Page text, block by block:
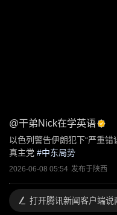
@干弟Nick在学英语
以色列警告伊朗犯下“严重
真主党 #中东局势
2026-06-08 05:54 发布于陕西
打开腾讯新闻客户端说